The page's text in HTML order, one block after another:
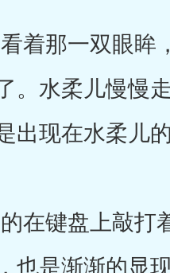
那一双眼眸
。水柔儿慢慢
现在水柔儿的
键盘上敲打
也是渐渐的显现